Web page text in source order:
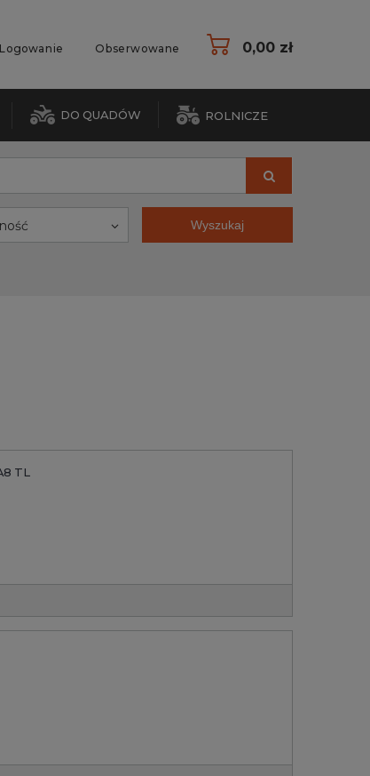
Logowanie Obserwowane 0,00 zł
DO QUADÓW ROLNICZE
Wyszukaj
TL